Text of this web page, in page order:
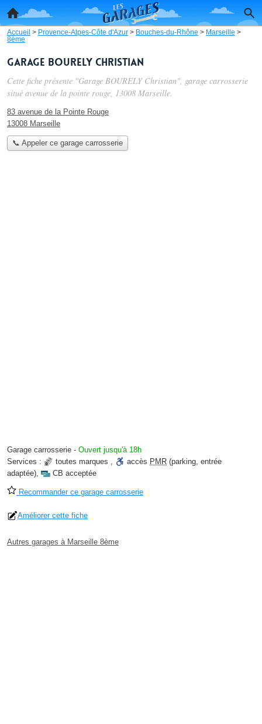
Accueil > Provence-Alpes-Côte d'Azur > Bouches-du-Rhône > Marseille >
8ème
Garage BOURELY Christian
Cette fiche présente "Garage BOURELY Christian", garage carrosserie
situé avenue de la pointe rouge, 13008 Marseille.
83 avenue de la Pointe Rouge
13008 Marseille
📞 Appeler ce garage carrosserie
Garage carrosserie - Ouvert jusqu'à 18h
Services :
toutes marques , accès PMR (parking, entrée
adaptée), CB acceptée
Recommander ce garage carrosserie
Améliorer cette fiche
Autres garages à Marseille 8ème